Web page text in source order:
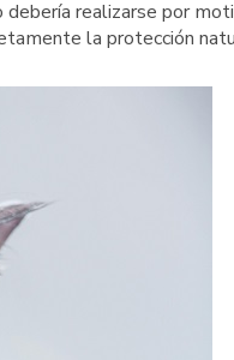
debería realizarse por
la protección